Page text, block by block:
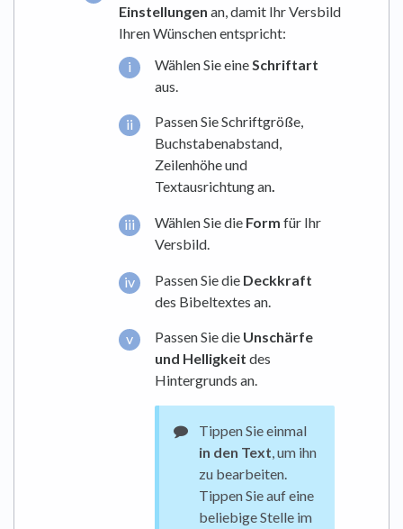
Einstellungen an, damit Ihr Versbild
Ihren Wünschen entspricht:
Wählen Sie eineSchriftart
aus.
Passen Sie Schriftgröße,
Buchstabenabstand,
Zeilenhöhe und
Textausrichtung an.
Wählen Sie die Form für Ihr
Versbild.
Passen Sie die Deckkraft
des Bibeltextes an.
Passen Sie die Unschärfe
und Helligkeit des
Hintergrunds an.
Tippen Sie einmal
in den Text, um ihn
zu bearbeiten.
Tippen Sie auf eine
beliebige Stelle im